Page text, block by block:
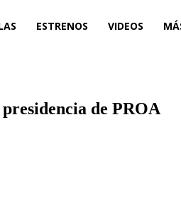
ESTRENOS VIDEOS
de PROA